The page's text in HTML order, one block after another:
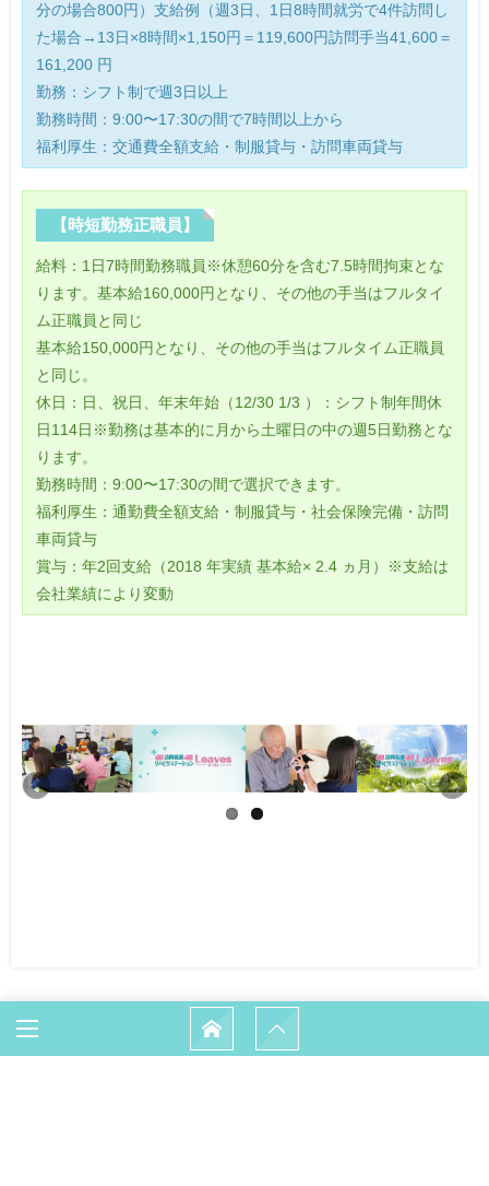
分の場合800円）支給例（週3日、1日8時間就労で4件訪問し
た場合→13日×8時間×1,150円＝119,600円訪問手当41,600＝
161,200 円
勤務：シフト制で週3日以上
勤務時間：9:00〜17:30の間で7時間以上から
福利厚生：交通費全額支給・制服貸与・訪問車両貸与
【時短勤務正職員】
給料：1日7時間勤務職員※休憩60分を含む7.5時間拘束とな
ります。基本給160,000円となり、その他の手当はフルタイ
ム正職員と同じ
基本給150,000円となり、その他の手当はフルタイム正職員
と同じ。
休日：日、祝日、年末年始（12/30 1/3 ）：シフト制年間休
日114日※勤務は基本的に月から土曜日の中の週5日勤務とな
ります。
勤務時間：9:00〜17:30の間で選択できます。
福利厚生：通勤費全額支給・制服貸与・社会保険完備・訪問
車両貸与
賞与：年2回支給（2018 年実績 基本給× 2.4 ヵ月）※支給は
会社業績により変動
HOME